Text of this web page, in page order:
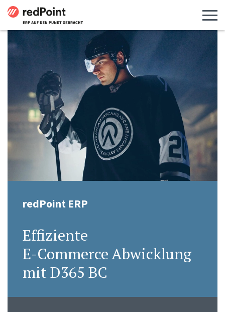
redPoint ERP
Effiziente
E-Commerce Abwicklung
mit D365 BC